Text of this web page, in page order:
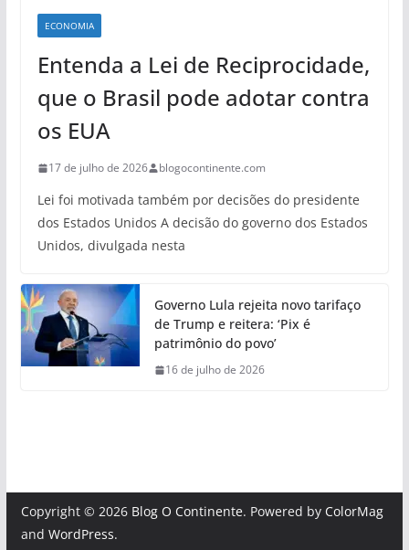
ECONOMIA
Entenda a Lei de Reciprocidade,
que o Brasil pode adotar contra
os EUA
17 de julho de 2026 blogocontinente.com
Lei foi motivada também por decisões do presidente
dos Estados Unidos A decisão do governo dos Estados
Unidos, divulgada nesta
Governo Lula rejeita novo tarifaço
de Trump e reitera: ‘Pix é
patrimônio do povo’
16 de julho de 2026
Copyright © 2026 Blog O Continente. Powered by ColorMag
and WordPress.